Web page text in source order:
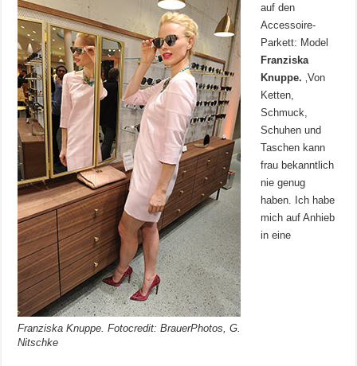
Franziska Knuppe. Fotocredit: BrauerPhotos, G.
Nitschke
auf den
Accessoire-
Parkett: Model
Franziska
Knuppe. ‚Von
Ketten,
Schmuck,
Schuhen und
Taschen kann
frau bekanntlich
nie genug
haben. Ich habe
mich auf Anhieb
in eine